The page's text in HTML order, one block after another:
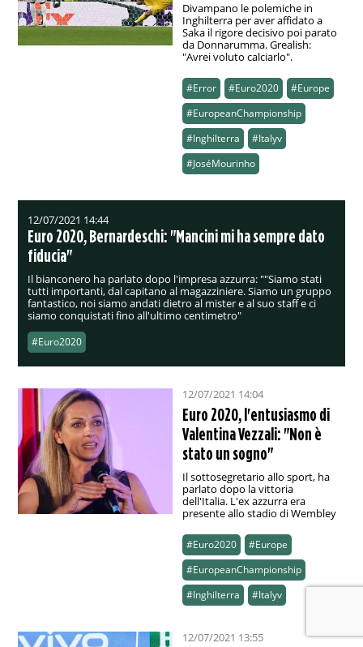
Divampano le polemiche in
Inghilterra per aver affidato a
Saka il rigore decisivo poi parato
da Donnarumma. Grealish:
"Avrei voluto calciarlo".
#Error #Euro2020
#Europe
#EuropeanChampionship
#Inghilterra
#Italyv
#JoséMourinho
12/07/2021 14:44
Euro 2020, Bernardeschi: "Mancini mi ha sempre dato
fiducia"
Il bianconero ha parlato dopo l'impresa azzurra: ""Siamo stati
tutti importanti, dal capitano al magazziniere. Siamo un gruppo
fantastico, noi siamo andati dietro al mister e al suo staff e ci
siamo conquistati fino all'ultimo centimetro"
#Euro2020
12/07/2021 14:04
Euro 2020, l'entusiasmo di
Valentina Vezzali: "Non è
stato un sogno"
Il sottosegretario allo sport, ha
parlato dopo la vittoria
dell'Italia. L'ex azzurra era
presente allo stadio di Wembley
#Euro2020
#Europe
#EuropeanChampionship
#Inghilterra
#Italyv
12/07/2021 13:55